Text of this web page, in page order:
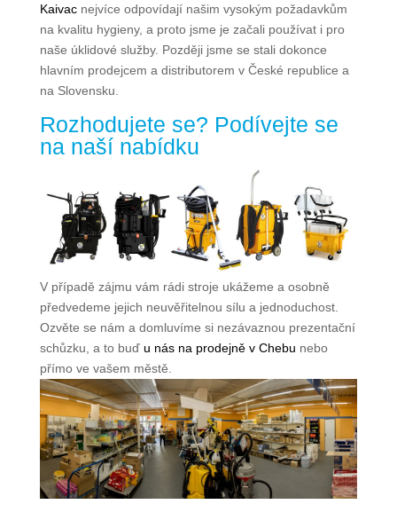
Kaivacnejvíce odpovídají našim vysokým požadavkům
na kvalitu hygieny, a proto jsme je začali používat i pro
naše úklidové služby. Později jsme se stali dokonce
hlavním prodejcem a distributorem v České republice a
na Slovensku.
Rozhodujete se? Podívejte se
na naší nabídku
V případě zájmu vám rádi stroje ukážeme a osobně
předvedeme jejich neuvěřitelnou sílu a jednoduchost.
Ozvěte se nám a domluvíme si nezávaznou prezentační
schůzku, a to buď u nás na prodejně v Chebu nebo
přímo ve vašem městě.